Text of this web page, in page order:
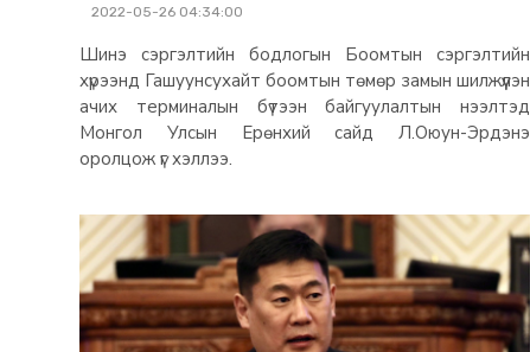
2022-05-26 04:34:00
Шинэ сэргэлтийн бодлогын Боомтын сэргэлтийн
хүрээнд Гашуунсухайт боомтын төмөр замын шилжүүлэн
ачих терминалын бүтээн байгуулалтын нээлтэд
Монгол Улсын Ерөнхий сайд Л.Оюун-Эрдэнэ
оролцож үг хэллээ.